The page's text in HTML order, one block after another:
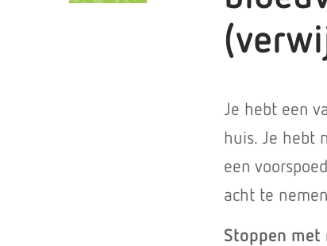
Je hebt een
huis. Je hebt
een
acht te
Stoppen met